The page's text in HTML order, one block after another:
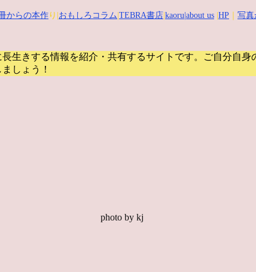
からの本作り| おもしろコラム TEBRA書店 kaoru |about us HP 写真
生きする情報を紹介・共有するサイトです。
ご自分自身
しょう！
photo by kj